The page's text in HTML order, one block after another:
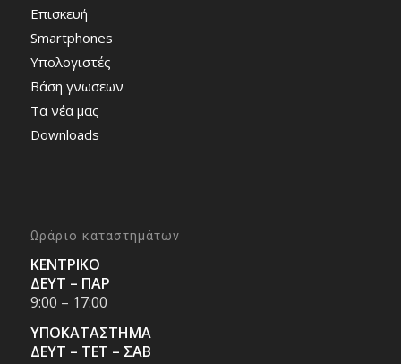
Επισκευή
Smartphones
Υπολογιστές
Bάση γνωσεων
Τα νέα μας
Downloads
Ωράριο καταστημάτων
ΚΕΝΤΡΙΚΟ
ΔΕΥΤ – ΠΑΡ
9:00 – 17:00
ΥΠΟΚΑΤΑΣΤΗΜΑ
ΔΕΥΤ – ΤΕΤ – ΣΑΒ